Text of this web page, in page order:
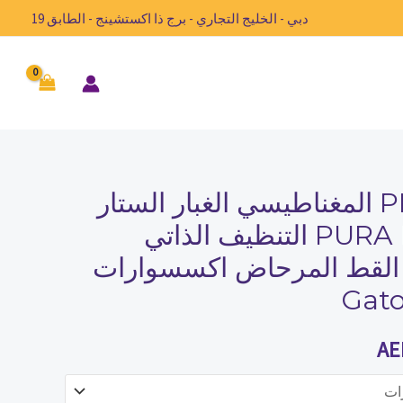
دبي - الخليج التجاري - برج ذا اكستشينج - الطابق 19
الأصلي PETKIT المغناطيسي الغبار الستار
الحصري PURA MAX التنظيف الذاتي
القط المرحاض اكسسوارات
السعر
الحالي
هو: